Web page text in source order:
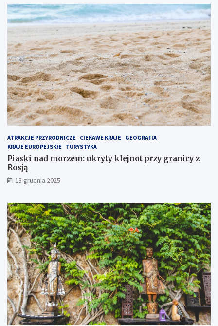
j
p
o
p
u
l
a
r
n
i
e
j
s
z
e
m
i
e
j
s
e
n
a
P
ó
ł
w
y
s
p
i
e
H
e
t
p
r
z
y
g
r
a
n
i
c
y
z
R
o
s
j
ą
ATRAKCJE PRZYRODNICZE CIEKAWE KRAJE
GEOGRAFIA
KRAJE EUROPEJSKIE
TURYSTYKA
Piaski nad morzem: ukryty klejnot przy granicy z
Rosją
13 grudnia 2025